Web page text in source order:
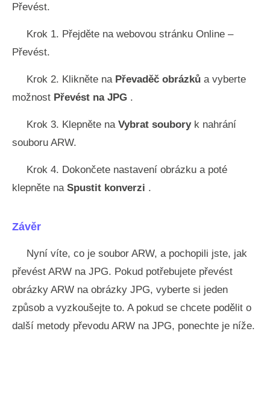
Převést.
Krok 1. Přejděte na webovou stránku Online –
Převést.
Krok 2. Klikněte na Převaděč obrázků a vyberte
možnost Převést na JPG .
Krok 3. Klepněte na Vybrat souboryk nahrání
souboru ARW.
Krok 4. Dokončete nastavení obrázku a poté
klepněte na Spustit konverzi .
Závěr
Nyní víte, co je soubor ARW, a pochopili jste, jak
převést ARW na JPG. Pokud potřebujete převést
obrázky ARW na obrázky JPG, vyberte si jeden
způsob a vyzkoušejte to. A pokud se chcete podělit o
další metody převodu ARW na JPG, ponechte je níže.